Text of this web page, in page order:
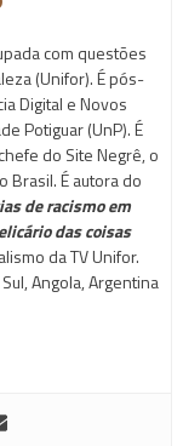
com questões
(Unifor). É pós-
Digital e Novos
Potiguar (UnP). É
do Site Negrê, o
É autora do
de racismo em
das coisas
da TV Unifor.
Angola, Argentina